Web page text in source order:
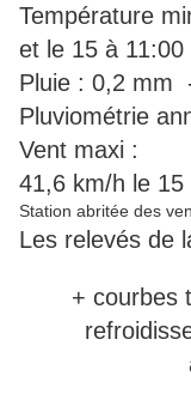
Température
et le 15 à 11:00
Pluie : 0,2 mm
Pluviométrie
Vent maxi :
41,6 km/h le
Station abritée des
Les relevés de
+ courbes